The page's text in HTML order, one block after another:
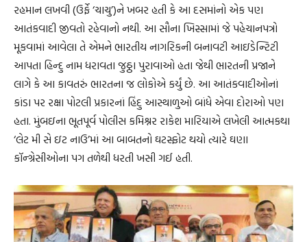
રહમાન લખવી (ઉર્ફે ‘ચાચુ’)ને ખબર હતી કે આ દસમાંનો એક પણ
આતંકવાદી જીવતો રહેવાનો નથી. આ સૌના ખિસ્સામાં જે પહેચાનપત્રો
મૂકવામાં આવેલા તે એમને ભારતીય નાગરિકની બનાવટી આઇડેન્ટિટી
આપતા હિન્દુ નામ ધરાવતા જુઠ્ઠા પુરાવાઓ હતા જેથી ભારતની પ્રજાને
લાગે કે આ કાવતરું ભારતના જ લોકોએ કર્યું છે. આ આતંકવાદીઓનાં
કાંડા પર રક્ષા પોટલી પ્રકારનાં હિંદુ આસ્થાળુઓ બાંધે એવા દોરાઓ પણ
હતા. મુંબઇના ભૂતપૂર્વ પોલીસ કમિશ્નર રાકેશ મારિયાએ લખેલી આત્મકથા
‘લેટ મી સે ઇટ નાઉ’માં આ બાબતનો ઘટસ્ફોટ થયો ત્યારે ઘણા
કૉન્ગ્રેસીઓના પગ તળેથી ધરતી ખસી ગઈ હતી.